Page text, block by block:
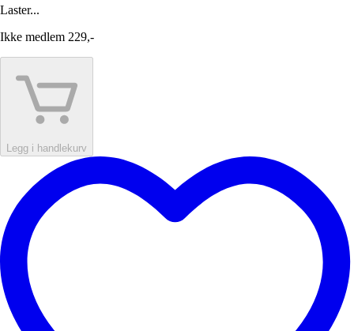
Laster...
Ikke medlem 229,-
Legg i handlekurv